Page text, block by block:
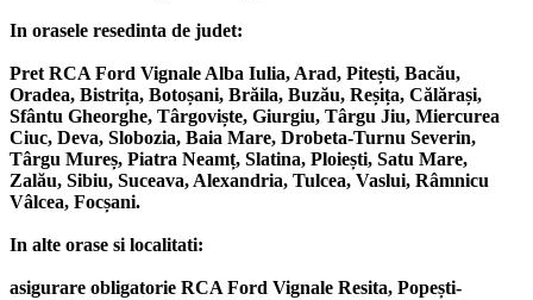
In orasele resedinta de judet:
Pret RCA Ford Vignale Alba Iulia, Arad, Pitești, Bacău,
Oradea, Bistrița, Botoșani, Brăila, Buzău, Reșița, Călărași,
Sfântu Gheorghe, Târgoviște, Giurgiu, Târgu Jiu, Miercurea
Ciuc, Deva, Slobozia, Baia Mare, Drobeta-Turnu Severin,
Târgu Mureș, Piatra Neamț, Slatina, Ploiești, Satu Mare,
Zalău, Sibiu, Suceava, Alexandria, Tulcea, Vaslui, Râmnicu
Vâlcea, Focșani.
In alte orase si localitati:
asigurare obligatorie RCA Ford Vignale Resita, Popești-